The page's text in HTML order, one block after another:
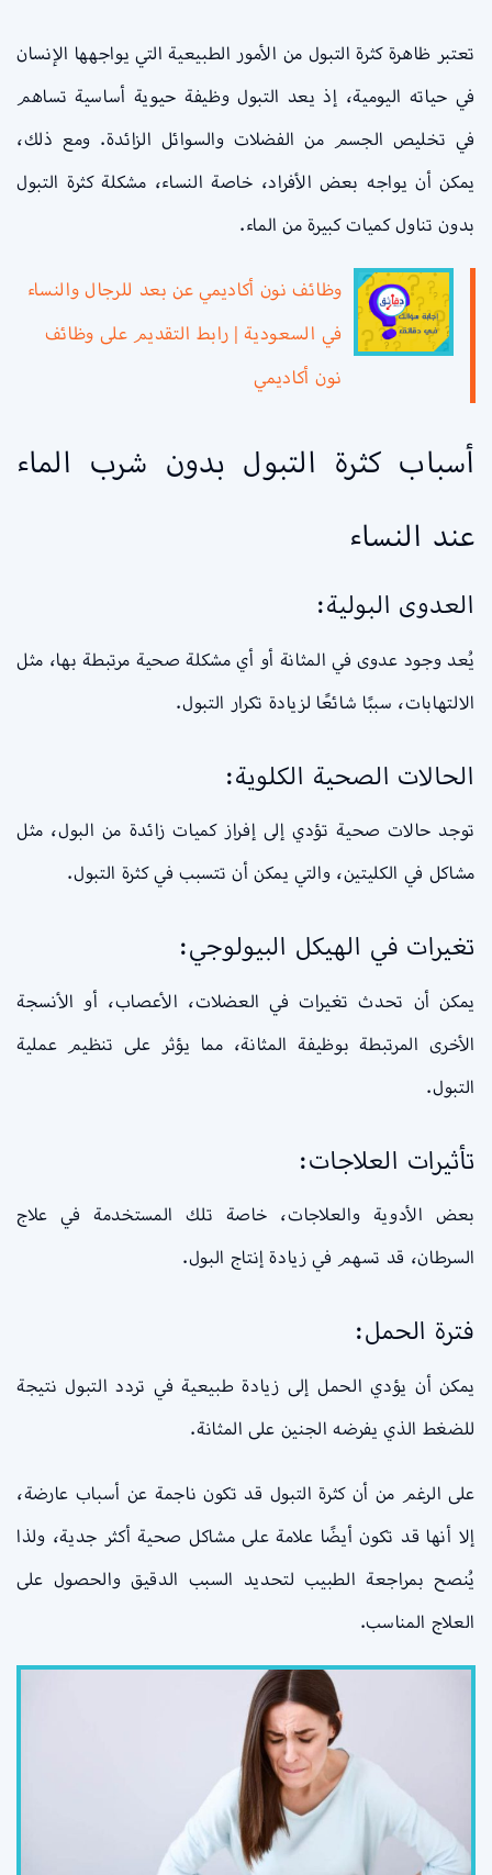
تعتبر ظاهرة كثرة التبول من الأمور الطبيعية التي يواجهها الإنسان
في حياته اليومية، إذ يعد التبول وظيفة حيوية أساسية تساهم
في تخليص الجسم من الفضلات والسوائل الزائدة. ومع ذلك،
يمكن أن يواجه بعض الأفراد، خاصة النساء، مشكلة كثرة التبول
بدون تناول كميات كبيرة من الماء.
وظائف نون أكاديمي عن بعد للرجال والنساء
في السعودية | رابط التقديم على وظائف
نون أكاديمي
أسباب كثرة التبول بدون شرب الماء
عند النساء
العدوى البولية:
يُعد وجود عدوى في المثانة أو أي مشكلة صحية مرتبطة بها، مثل
الالتهابات، سببًا شائعًا لزيادة تكرار التبول.
الحالات الصحية الكلوية:
توجد حالات صحية تؤدي إلى إفراز كميات زائدة من البول، مثل
مشاكل في الكليتين، والتي يمكن أن تتسبب في كثرة التبول.
تغيرات في الهيكل البيولوجي:
يمكن أن تحدث تغيرات في العضلات، الأعصاب، أو الأنسجة
الأخرى المرتبطة بوظيفة المثانة، مما يؤثر على تنظيم عملية
التبول.
تأثيرات العلاجات:
بعض الأدوية والعلاجات، خاصة تلك المستخدمة في علاج
السرطان، قد تسهم في زيادة إنتاج البول.
فترة الحمل:
يمكن أن يؤدي الحمل إلى زيادة طبيعية في تردد التبول نتيجة
للضغط الذي يفرضه الجنين على المثانة.
على الرغم من أن كثرة التبول قد تكون ناجمة عن أسباب عارضة،
إلا أنها قد تكون أيضًا علامة على مشاكل صحية أكثر جدية، ولذا
يُنصح بمراجعة الطبيب لتحديد السبب الدقيق والحصول على
العلاج المناسب.